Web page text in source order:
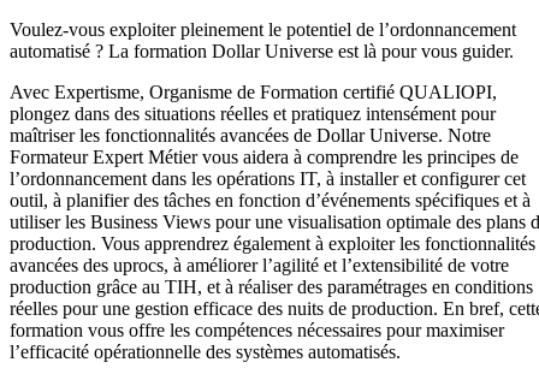
Voulez-vous exploiter pleinement le potentiel de l’ordonnancement
automatisé ? La formation Dollar Universe est là pour vous guider.
Avec Expertisme, Organisme de Formation certifié QUALIOPI,
plongez dans des situations réelles et pratiquez intensément pour
maîtriser les fonctionnalités avancées de Dollar Universe. Notre
Formateur Expert Métier vous aidera à comprendre les principes de
l’ordonnancement dans les opérations IT, à installer et configurer cet
outil, à planifier des tâches en fonction d’événements spécifiques et à
utiliser les Business Views pour une visualisation optimale des plans
production. Vous apprendrez également à exploiter les fonctionnalités
avancées des uprocs, à améliorer l’agilité et l’extensibilité de votre
production grâce au TIH, et à réaliser des paramétrages en conditions
réelles pour une gestion efficace des nuits de production. En bref,
formation vous offre les compétences nécessaires pour maximiser
l’efficacité opérationnelle des systèmes automatisés.